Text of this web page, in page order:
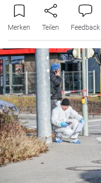
Merken Teilen Feedback